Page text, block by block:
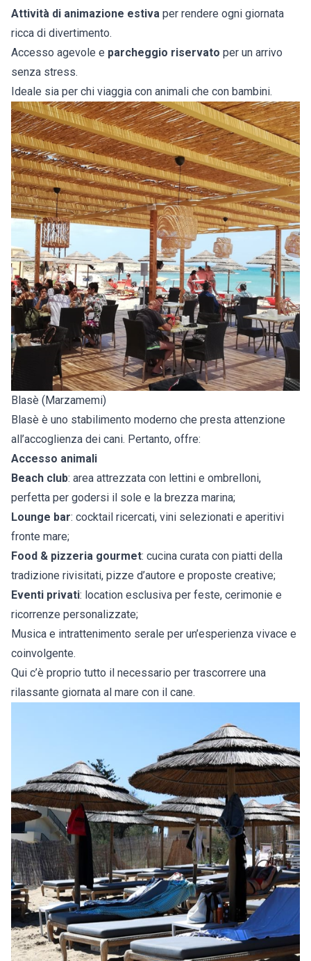
Attività di animazione estiva per rendere ogni giornata
ricca di divertimento.
Accesso agevole e parcheggio riservato per un arrivo
senza stress.
Ideale sia per chi viaggia con animali che con bambini.
Blasè (Marzamemi)
Blasè è uno stabilimento moderno che presta attenzione
all’accoglienza dei cani. Pertanto, offre:
Accesso animali
Beach club: area attrezzata con lettini e ombrelloni,
perfetta per godersi il sole e la brezza marina;
Lounge bar: cocktail ricercati, vini selezionati e aperitivi
fronte mare;
Food & pizzeria gourmet: cucina curata con piatti della
tradizione rivisitati, pizze d’autore e proposte creative;
Eventi privati: location esclusiva per feste, cerimonie e
ricorrenze personalizzate;
Musica e intrattenimento serale per un’esperienza vivace e
coinvolgente.
Qui c’è proprio tutto il necessario per trascorrere una
rilassante giornata al mare con il cane.